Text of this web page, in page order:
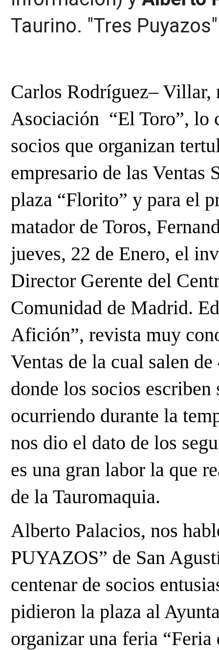
Taurino. "Tres
Carlos Rodríguez–
Asociación “El Toro”, lo
socios que organizan
empresario de las Ventas
plaza “Florito” y para el
matador de Toros,
jueves, 22 de Enero, el
Director Gerente del
Comunidad de Madrid.
Afición”, revista muy
Ventas de la cual salen
donde los socios
ocurriendo durante la
nos dio el dato de los
es una gran labor la que
de la Tauromaquia.
Alberto Palacios, nos
PUYAZOS” de San
centenar de socios
pidieron la plaza al
organizar una feria